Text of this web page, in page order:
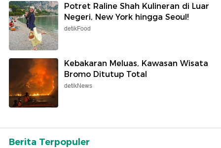
Potret Raline Shah Kulineran di Luar
Negeri, New York hingga Seoul!
detikFood
Kebakaran Meluas, Kawasan Wisata
Bromo Ditutup Total
detikNews
Berita Terpopuler